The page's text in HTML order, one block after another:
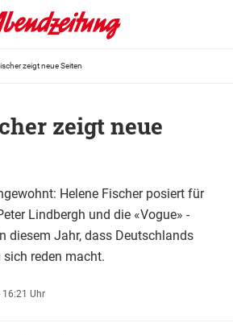
zeigt neue Seiten
zeigt neue
Helene Fischer posiert für
Lindbergh und die «Vogue» -
diesem Jahr, dass Deutschlands
reden macht.
16:21 Uhr